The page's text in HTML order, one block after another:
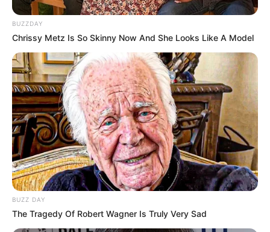
BUZZDAY
Chrissy Metz Is So Skinny Now And She Looks Like A Model
BUZZ DAY
The Tragedy Of Robert Wagner Is Truly Very Sad